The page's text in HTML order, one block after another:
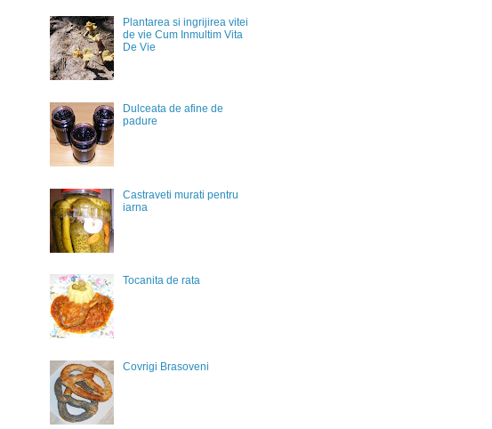
Plantarea si ingrijirea vitei
de vie Cum Inmultim Vita
De Vie
Dulceata de afine de
padure
Castraveti murati pentru
iarna
Tocanita de rata
Covrigi Brasoveni